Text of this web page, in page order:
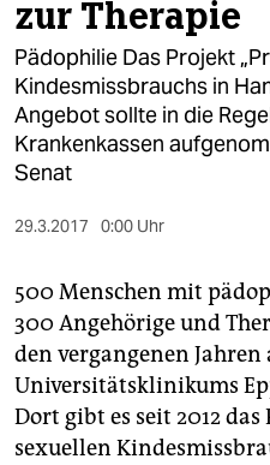
politik
öko
gesellschaft
kultur
sport
berlin
nord
wahrheit
verlag
zur Therapie
Pädophilie Das Projekt
Kindesmissbrauchs in
Angebot sollte in die
Krankenkassen
Senat
29.3.2017 0:00 Uhr
500 Menschen mit
300 Angehörige und
den vergangenen Jahren
Universitätsklinikums
Dort gibt es seit 2012
sexuellen